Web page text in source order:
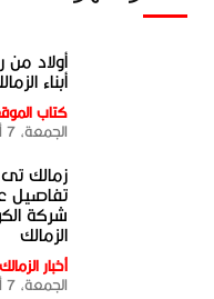
أولاد
أبناء
كتاب
الجمعة، 7 أغسطس، 2026
زمالك
تفاصيل
شركة
الزمالك
أخبار الزمالك
الجمعة، 7 أغسطس، 2026